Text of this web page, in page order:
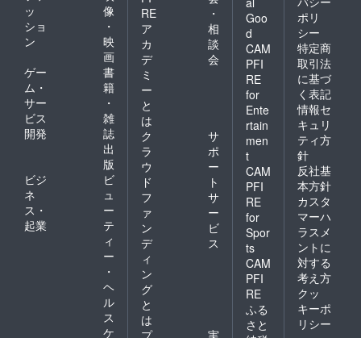
ッ
ショ
ン
像
・
映
画
ゲー
ム・
サー
ビス
開発
書
籍
・
雑
誌
出
版
ビジ
ネ
ス・
起業
ビ
ュ
ー
テ
ィ
ー
・
ヘ
ル
ス
ケ
RE
ア
カ
デ
ミ
ー
と
は
・
相
談
会
ク
ラ
ウ
ド
フ
ァ
ン
デ
ィ
ン
グ
と
は
サ
ポ
ー
ト
サ
ー
ビ
ス
Goo
d
CAM
PFI
RE
for
Ente
rtain
men
t
CAM
PFI
RE
for
Spor
ts
CAM
PFI
RE
ふる
さと
ポリ
シー
特定商
取引法
に基づ
く表記
情報セ
キュリ
ティ方
針
反社基
本方針
カスタ
マーハ
ラスメ
ントに
対する
考え方
クッ
キーポ
リシー